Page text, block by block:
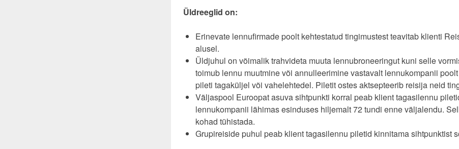
Üldreeglid on:
Erinevate lennufirmade poolt kehtestatud tingimustest teavitab klienti
alusel.
Üldjuhul on võimalik trahvideta muuta lennubroneeringut kuni selle
toimub lennu muutmine või annulleerimine vastavalt lennukompanii
pileti tagaküljel või vahelehtedel. Piletit ostes aktsepteerib reisija neid
Väljaspool Euroopat asuva sihtpunkti korral peab klient tagasilennu
lennukompanii lähimas esinduses hiljemalt 72 tundi enne väljalendu.
kohad tühistada.
Grupireiside puhul peab klient tagasilennu piletid kinnitama sihtpunktist